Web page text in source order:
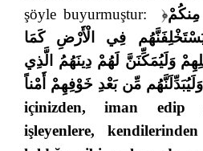
şöyle buyurmuştur: ﴿مِنكُمْ
فِي الْأَرْضِ كَمَا
وَلَيُمَكِّنَنَّ لَهُمْ دِينَهُمُ الَّذِي
مِّن بَعْدِ خَوْفِهِمْ أَمْناً
içinizden, iman edip
işleyenlere,